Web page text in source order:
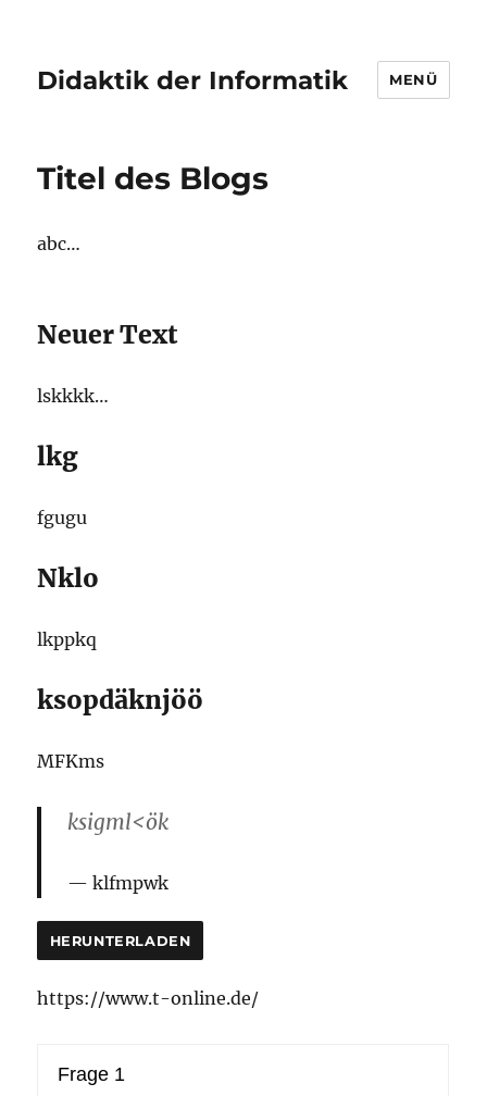
Didaktik der Informatik MENÜ
Titel des Blogs
abc…
Neuer Text
lskkkk…
lkg
fgugu
Nklo
lkppkq
ksopdäknjöö
MFKms
ksigml<ök
klfmpwk
HERUNTERLADEN
https://www.t-online.de/